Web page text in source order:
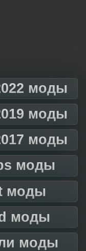
моды
моды
моды
моды
моды
моды
моды